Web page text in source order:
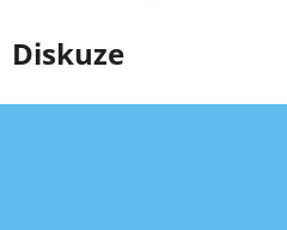
Diskuze
Z